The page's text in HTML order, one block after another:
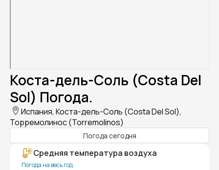
Коста-дель-Соль (Costa Del
Sol) Погода.
Испания, Коста-дель-Соль (Costa Del Sol),
Торремолинос (Torremolinos)
Погода сегодня
Средняя температура воздуха
Погода на весь год